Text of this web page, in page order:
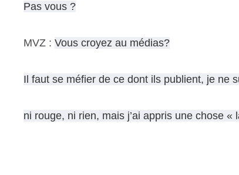
Pas vous ?
MVZ : Vous croyez au médias?
Il faut se méfier de ce dont ils publient, je ne
ni rouge, ni rien, mais j’ai appris une chose «